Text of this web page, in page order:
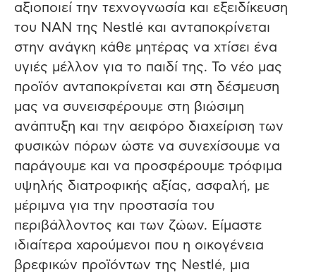
αξιοποιεί την τεχνογνωσία και εξειδίκευση
του ΝΑΝ της Nestlé και ανταποκρίνεται
στην ανάγκη κάθε μητέρας να χτίσει ένα
υγιές μέλλον για το παιδί της. Το νέο μας
προϊόν ανταποκρίνεται και στη δέσμευση
μας να συνεισφέρουμε στη βιώσιμη
ανάπτυξη και την αειφόρο διαχείριση των
φυσικών πόρων ώστε να συνεχίσουμε να
παράγουμε και να προσφέρουμε τρόφιμα
υψηλής διατροφικής αξίας, ασφαλή, με
μέριμνα για την προστασία του
περιβάλλοντος και των ζώων. Είμαστε
ιδιαίτερα χαρούμενοι που η οικογένεια
βρεφικών προϊόντων της Nestlé, μια